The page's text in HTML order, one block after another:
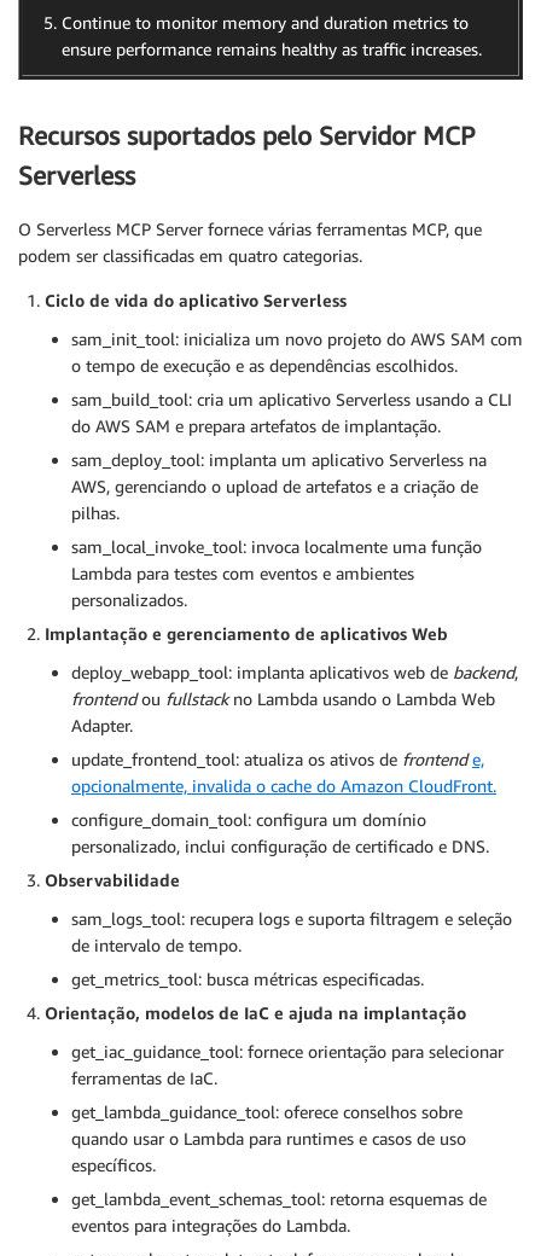
Continue to monitor memory and duration metrics to
ensure performance remains healthy as traffic increases.
Recursos suportados pelo Servidor MCP
Serverless
O Serverless MCP Server fornece várias ferramentas MCP, que
podem ser classificadas em quatro categorias.
Ciclo de vida do aplicativo Serverless
sam_init_tool: inicializa um novo projeto do AWS SAM com
o tempo de execução e as dependências escolhidos.
sam_build_tool: cria um aplicativo Serverless usando a CLI
do AWS SAM e prepara artefatos de implantação.
sam_deploy_tool: implanta um aplicativo Serverless na
AWS, gerenciando o upload de artefatos e a criação de
pilhas.
sam_local_invoke_tool: invoca localmente uma função
Lambda para testes com eventos e ambientes
personalizados.
Implantação e gerenciamento de aplicativos Web
deploy_webapp_tool: implanta aplicativos web de backend,
frontendou fullstackno Lambda usando o Lambda Web
Adapter.
update_frontend_tool: atualiza os ativos de frontend e,
opcionalmente, invalida o cache do Amazon CloudFront.
configure_domain_tool: configura um domínio
personalizado, inclui configuração de certificado e DNS.
Observabilidade
sam_logs_tool: recupera logs e suporta filtragem e seleção
de intervalo de tempo.
get_metrics_tool: busca métricas especificadas.
Orientação, modelos de IaC e ajuda na implantação
get_iac_guidance_tool: fornece orientação para selecionar
ferramentas de IaC.
get_lambda_guidance_tool: oferece conselhos sobre
quando usar o Lambda para runtimes e casos de uso
específicos.
get_lambda_event_schemas_tool: retorna esquemas de
eventos para integrações do Lambda.